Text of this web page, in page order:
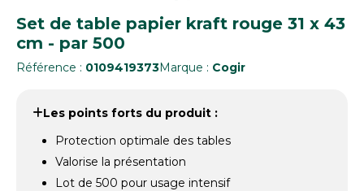
Set de table papier kraft rouge 31 x 43
cm - par 500
Référence : 0109419373Marque : Cogir
Les points forts du produit :
Protection optimale des tables
Valorise la présentation
Lot de 500 pour usage intensif